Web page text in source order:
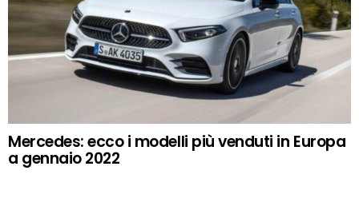
Mercedes: ecco i modelli più venduti in Europa
a gennaio 2022